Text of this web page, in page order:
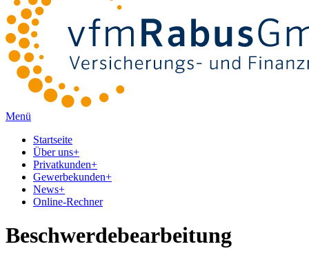
Menü
Startseite
Über uns+
Privatkunden+
Gewerbekunden+
News+
Online-Rechner
Beschwerdebearbeitung